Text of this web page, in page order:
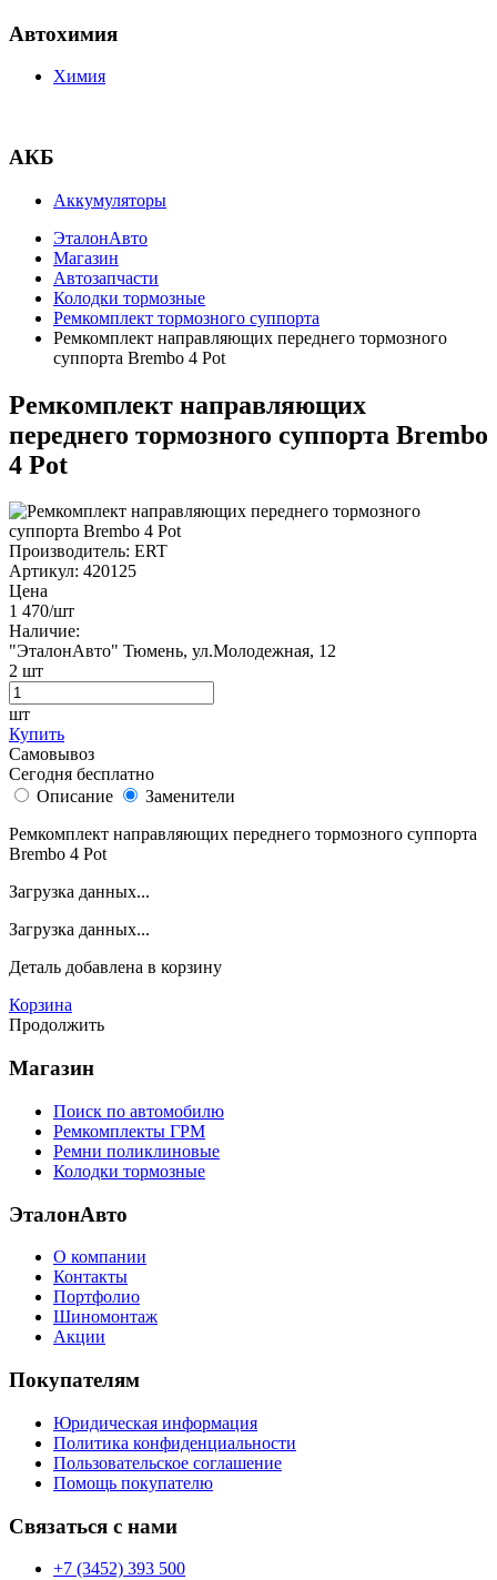
Автохимия
Химия
АКБ
Аккумуляторы
ЭталонАвто
Магазин
Автозапчасти
Колодки тормозные
Ремкомплект тормозного суппорта
Ремкомплект направляющих переднего тормозного
суппорта Brembo 4 Pot
Ремкомплект направляющих
переднего тормозного суппорта Brembo
4 Pot
Производитель: ERT
Артикул: 420125
Цена
1 470/шт
Наличие:
"ЭталонАвто" Тюмень, ул.Молодежная, 12
2 шт
шт
Купить
Самовывоз
Сегодня бесплатно
Описание
Заменители
Ремкомплект направляющих переднего тормозного суппорта
Brembo 4 Pot
Загрузка данных...
Загрузка данных...
Деталь добавлена в корзину
Корзина
Продолжить
Магазин
Поиск по автомобилю
Ремкомплекты ГРМ
Ремни поликлиновые
Колодки тормозные
ЭталонАвто
О компании
Контакты
Портфолио
Шиномонтаж
Акции
Покупателям
Юридическая информация
Политика конфиденциальности
Пользовательское соглашение
Помощь покупателю
Связаться с нами
+7 (3452) 393 500